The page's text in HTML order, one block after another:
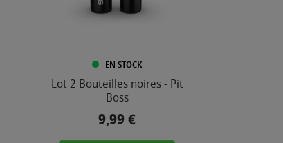
EN STOCK
Lot 2 Bouteilles noires - Pit
Boss
Prix
9,99 €